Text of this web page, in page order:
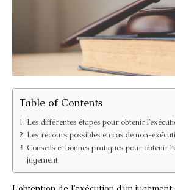
Table of Contents
Les différentes étapes pour obtenir
Les recours possibles en cas de non-
Conseils et bonnes pratiques pour obtenir
jugement